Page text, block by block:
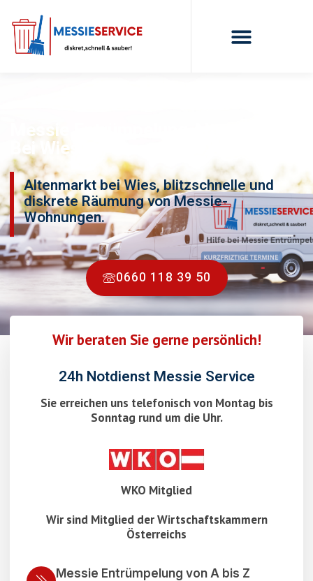
Messie Entrümpelung Altenmarkt
Bei Wies
Altenmarkt bei Wies, blitzschnelle und
diskrete Räumung von Messie-
Wohnungen.
0660 118 39 50
Wir beraten Sie gerne persönlich!
24h Notdienst Messie Service
Sie erreichen uns telefonisch von Montag bis
Sonntag rund um die Uhr.
WKO Mitglied
Wir sind Mitglied der Wirtschaftskammern
Österreichs
Messie Entrümpelung von A bis Z